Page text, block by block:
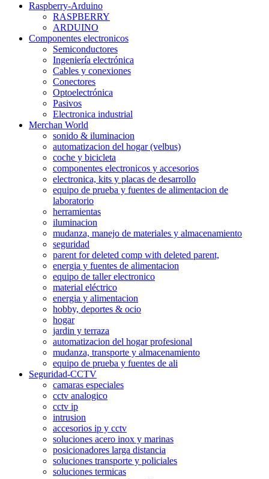
Raspberry-Arduino
RASPBERRY
ARDUINO
Componentes electronicos
Semiconductores
Ingeniería electrónica
Cables y conexiones
Conectores
Optoelectrónica
Pasivos
Electronica industrial
Merchan World
sonido & iluminacion
automatizacion del hogar (velbus)
coche y bicicleta
componentes electronicos y accesorios
electronica, kits y placas de desarrollo
equipo de prueba y fuentes de alimentacion de
laboratorio
herramientas
iluminacion
mudanza, manejo de materiales y almacenamiento
seguridad
parent for deleted comp with deleted parent,
energia y fuentes de alimentacion
equipo de taller electronico
material eléctrico
energia y alimentacion
hobby, deportes & ocio
hogar
jardin y terraza
automatizacion del hogar profesional
mudanza, transporte y almacenamiento
equipo de prueba y fuentes de ali
Seguridad-CCTV
camaras especiales
cctv analogico
cctv ip
intrusion
accesorios ip y cctv
soluciones acero inox y marinas
posicionadores larga distancia
soluciones transporte y policiales
soluciones termicas